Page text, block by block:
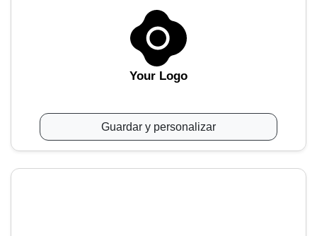
Your Logo
Guardar y personalizar